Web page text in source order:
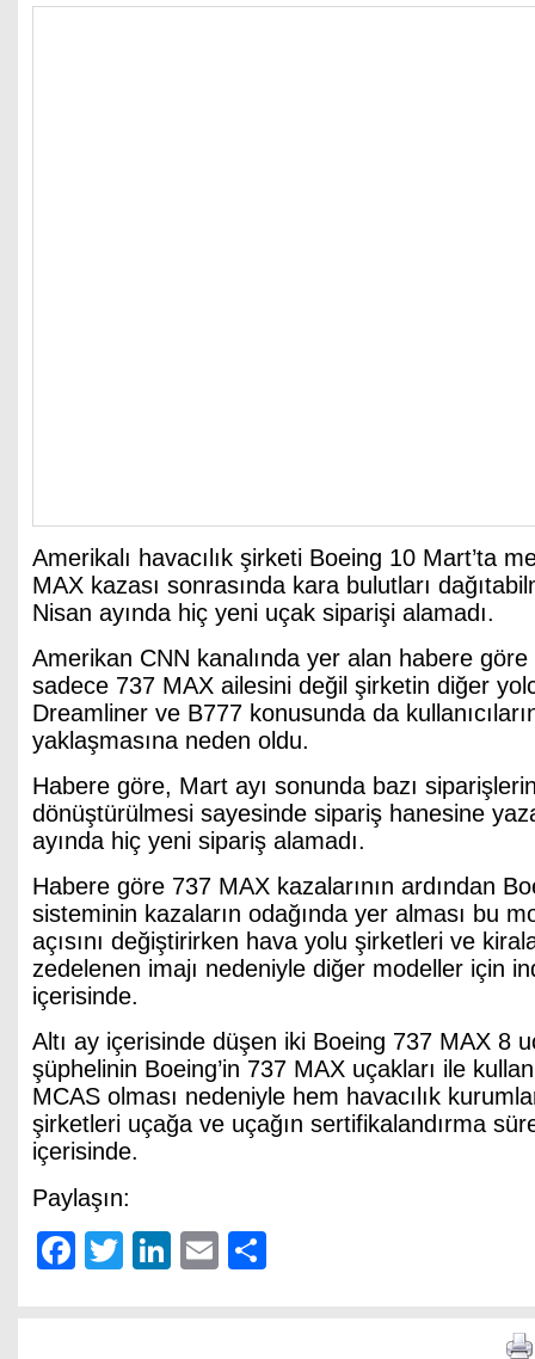
Amerikalı havacılık şirketi Boeing 10 Mart’ta
MAX kazası sonrasında kara bulutları
Nisan ayında hiç yeni uçak siparişi alamadı.
Amerikan CNN kanalında yer alan habere
sadece 737 MAX ailesini değil şirketin diğer
Dreamliner ve B777 konusunda da
yaklaşmasına neden oldu.
Habere göre, Mart ayı sonunda bazı
dönüştürülmesi sayesinde sipariş hanesine
ayında hiç yeni sipariş alamadı.
Habere göre 737 MAX kazalarının ardından
sisteminin kazaların odağında yer alması bu
açısını değiştirirken hava yolu şirketleri ve
zedelenen imajı nedeniyle diğer modeller için
içerisinde.
Altı ay içerisinde düşen iki Boeing 737 MAX 8
şüphelinin Boeing’in 737 MAX uçakları ile
MCAS olması nedeniyle hem havacılık
şirketleri uçağa ve uçağın sertifikalandırma
içerisinde.
Paylaşın:
Facebook
TwitterLinkedIn
Email